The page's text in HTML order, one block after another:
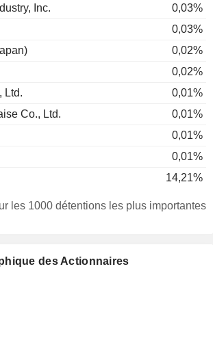
Inc.
0,03%
0,03%
0,02%
0,02%
Ltd.
0,01%
Co., Ltd.
0,01%
0,01%
0,01%
14,21%
les 1000 détentions les plus importantes
des Actionnaires